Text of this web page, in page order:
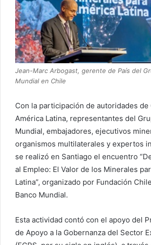
Jean-Marc Arbogast, gerente de País del
Mundial en Chile
Con la participación de autoridades de
América Latina, representantes del
Mundial, embajadores, ejecutivos
organismos multilaterales y expertos
se realizó en Santiago el encuentro
al Empleo: El Valor de los Minerales
Latina”, organizado por Fundación
Banco Mundial.
Esta actividad contó con el apoyo del
de Apoyo a la Gobernanza del Sector